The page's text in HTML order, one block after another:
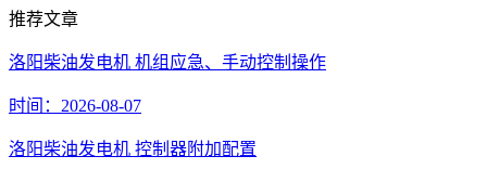
推荐文章
洛阳柴油发电机 机组应急、手动控制操作
时间：2026-08-07
洛阳柴油发电机 控制器附加配置